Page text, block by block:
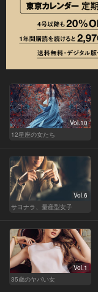
Vol.10
12星座の女たち
Vol.6
サヨナラ、量産型女子
Vol.1
35歳のヤバい女